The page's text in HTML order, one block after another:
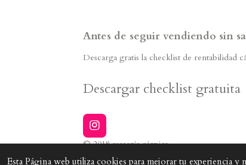
Esta Página web utiliza cookies para mejorar tu experiencia y
Antes de seguir vendiendo sin
Descarga gratis la checklist de rentabilidad
Descargar checklist gratuita
I
n
t
© 2018 asesoría cárnica